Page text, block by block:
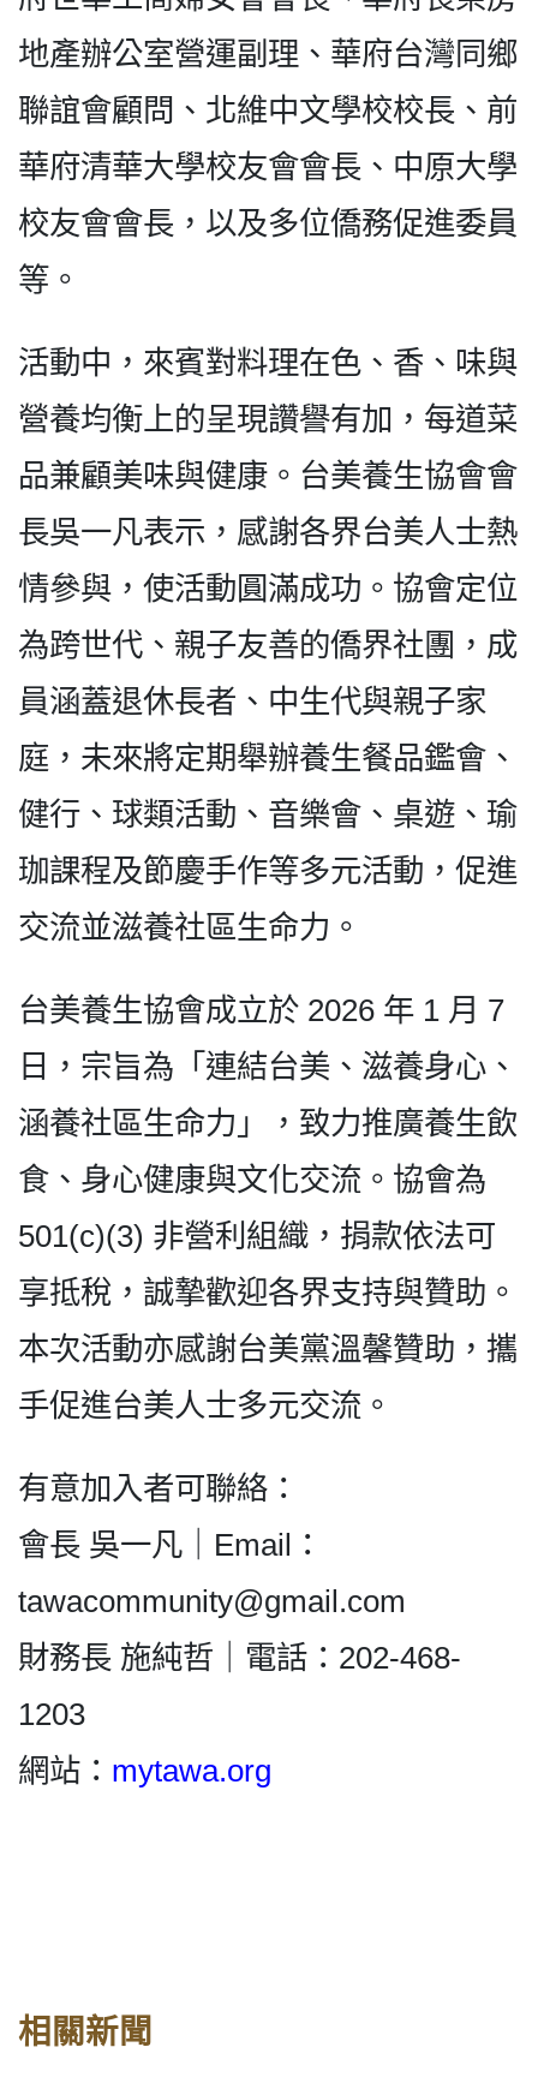
地產辦公室營運副理、華府台灣同鄉
聯誼會顧問、北維中文學校校長、前
華府清華大學校友會會長、中原大學
校友會會長，以及多位僑務促進委員
等。
活動中，來賓對料理在色、香、味與
營養均衡上的呈現讚譽有加，每道菜
品兼顧美味與健康。台美養生協會會
長吳一凡表示，感謝各界台美人士熱
情參與，使活動圓滿成功。協會定位
為跨世代、親子友善的僑界社團，成
員涵蓋退休長者、中生代與親子家
庭，未來將定期舉辦養生餐品鑑會、
健行、球類活動、音樂會、桌遊、瑜
珈課程及節慶手作等多元活動，促進
交流並滋養社區生命力。
台美養生協會成立於 2026 年 1 月 7
日，宗旨為「連結台美、滋養身心、
涵養社區生命力」，致力推廣養生飲
食、身心健康與文化交流。協會為
501(c)(3) 非營利組織，捐款依法可
享抵稅，誠摯歡迎各界支持與贊助。
本次活動亦感謝台美黨溫馨贊助，攜
手促進台美人士多元交流。
有意加入者可聯絡：
會長 吳一凡｜Email：
tawacommunity@gmail.com
財務長 施純哲｜電話：202-468-
1203
網站： mytawa.org
相關新聞